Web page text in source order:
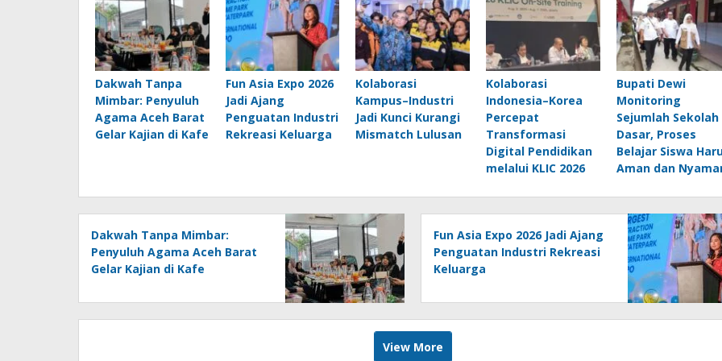
Dakwah Tanpa
Mimbar: Penyuluh
Agama Aceh Barat
Gelar Kajian di Kafe
Fun Asia Expo 2026
Jadi Ajang
Penguatan Industri
Rekreasi Keluarga
Kolaborasi
Kampus–Industri
Jadi Kunci Kurangi
Mismatch Lulusan
Kolaborasi
Indonesia–Korea
Percepat
Transformasi
Digital Pendidikan
melalui KLIC 2026
Bupati Dewi
Monitoring
Sejumlah Sekolah
Dasar, Proses
Belajar Siswa
Aman dan
Dakwah Tanpa Mimbar:
Penyuluh Agama Aceh Barat
Gelar Kajian di Kafe
Fun Asia Expo 2026 Jadi Ajang
Penguatan Industri Rekreasi
Keluarga
View More